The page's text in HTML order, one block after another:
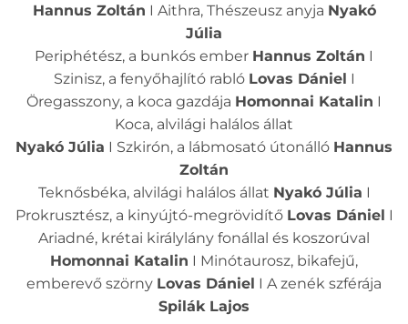
Hannus Zoltán I Aithra, Thészeusz anyja Nyakó
Júlia
Periphétész, a bunkós ember Hannus Zoltán I
Szinisz, a fenyőhajlító rabló Lovas Dániel I
Öregasszony, a koca gazdája Homonnai Katalin I
Koca, alvilági halálos állat
Nyakó Júlia I Szkirón, a lábmosató útonálló Hannus
Zoltán
Teknősbéka, alvilági halálos állat Nyakó Júlia I
Prokrusztész, a kinyújtó-megrövidítő Lovas Dániel I
Ariadné, krétai királylány fonállal és koszorúval
Homonnai Katalin I Minótaurosz, bikafejű,
emberevő szörny Lovas Dániel I A zenék szférája
Spilák Lajos